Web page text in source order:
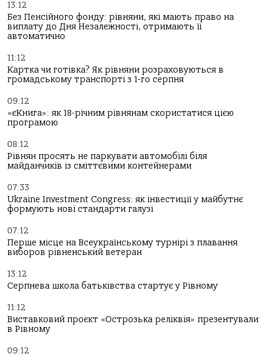
13:12
Без Пенсійного фонду: рівняни, які мають право на
виплату до Дня Незалежності, отримають її
автоматично
11:12
Картка чи готівка? Як рівняни розраховуються в
громадському транспорті з 1-го серпня
09:12
«єКнига»: як 18-річним рівнянам скористатися цією
програмою
08:12
Рівнян просять не паркувати автомобілі біля
майданчиків із сміттєвими контейнерами
07:33
Ukraine Investment Congress: як інвестиції у майбутнє
формують нові стандарти галузі
07:12
Перше місце на Всеукраїнському турнірі з плавання
виборов рівненський ветеран
13:12
Серпнева школа батьківства стартує у Рівному
11:12
Виставковий проєкт «Острозька реліквія» презентували
в Рівному
09:12